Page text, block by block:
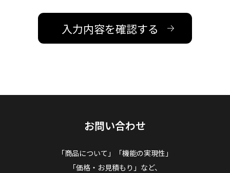
お問い合わせ
「商品について」「機能の実現性」
「価格・お見積もり」など、